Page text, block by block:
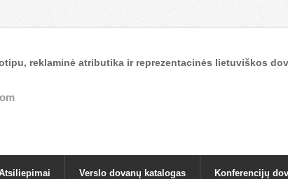
reklaminė atributika ir reprezentacinės lietuviškos
Verslo dovanų katalogas Konferencijų